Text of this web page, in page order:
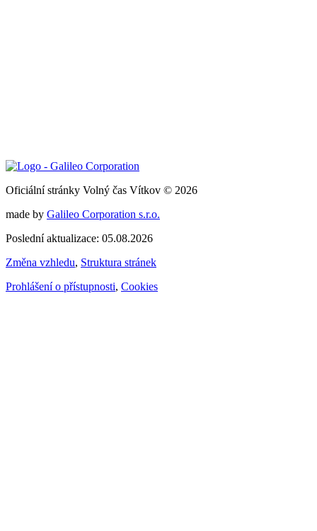
Oficiální stránky Volný čas Vítkov © 2026
made by Galileo Corporation s.r.o.
Poslední aktualizace: 05.08.2026
Změna vzhledu, Struktura stránek
Prohlášení o přístupnosti, Cookies